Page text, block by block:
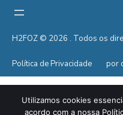
H2FOZ © 2026 . Todos os
Política de Privacidade por
Utilizamos cookies
acordo com a nossa